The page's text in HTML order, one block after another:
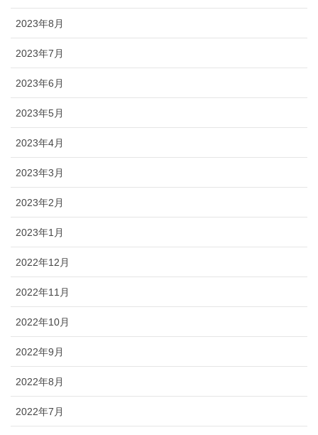
2023年8月
2023年7月
2023年6月
2023年5月
2023年4月
2023年3月
2023年2月
2023年1月
2022年12月
2022年11月
2022年10月
2022年9月
2022年8月
2022年7月